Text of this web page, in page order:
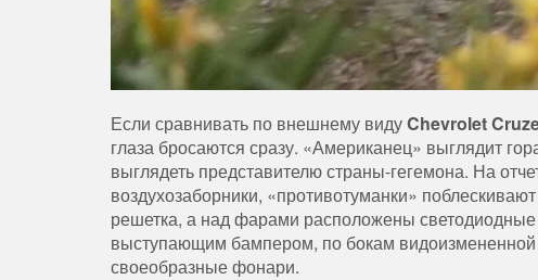
Если сравнивать по внешнему видуChevrolet
глаза бросаются сразу. «Американец» выглядит
выглядеть представителю страны-гегемона. На
воздухозаборники, «противотуманки»
решетка, а над фарами расположены
выступающим бампером, по бокам
своеобразные фонари.